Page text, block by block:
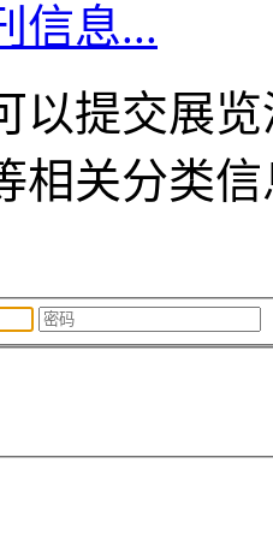
信息...
以提交展
相关分类